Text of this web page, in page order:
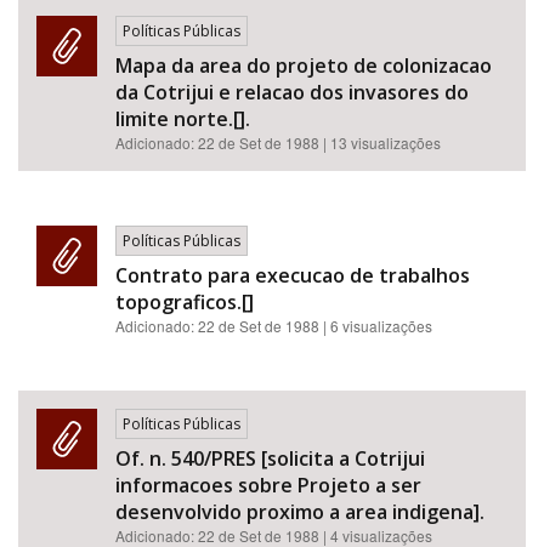
Políticas Públicas
Mapa da area do projeto de colonizacao
da Cotrijui e relacao dos invasores do
limite norte.[].
Adicionado:22 de Set de 1988 | 13 visualizações
Políticas Públicas
Contrato para execucao de trabalhos
topograficos.[]
Adicionado:22 de Set de 1988 | 6 visualizações
Políticas Públicas
Of. n. 540/PRES [solicita a Cotrijui
informacoes sobre Projeto a ser
desenvolvido proximo a area indigena].
Adicionado:22 de Set de 1988 | 4 visualizações